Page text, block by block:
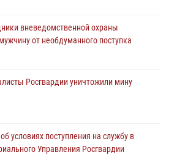
по вопросам частной охранной
Росгвардии по Амурской области
вневедомственной охраны
от необдуманного поступка
Росгвардии уничтожили мину
условиях поступления на службу в
Управления Росгвардии